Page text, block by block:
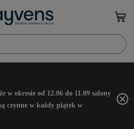
w okresie od 12.06 do 11.09 salony
czynne w każdy piątek w